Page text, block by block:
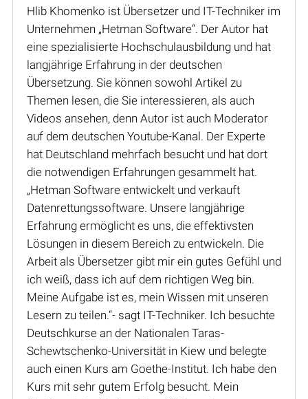
Hlib Khomenko ist Übersetzer und IT-Techniker im
Unternehmen „Hetman Software“. Der Autor hat
eine spezialisierte Hochschulausbildung und hat
langjährige Erfahrung in der deutschen
Übersetzung. Sie können sowohl Artikel zu
Themen lesen, die Sie interessieren, als auch
Videos ansehen, denn Autor ist auch Moderator
auf dem deutschen Youtube-Kanal. Der Experte
hat Deutschland mehrfach besucht und hat dort
die notwendigen Erfahrungen gesammelt hat.
„Hetman Software entwickelt und verkauft
Datenrettungssoftware. Unsere langjährige
Erfahrung ermöglicht es uns, die effektivsten
Lösungen in diesem Bereich zu entwickeln. Die
Arbeit als Übersetzer gibt mir ein gutes Gefühl und
ich weiß, dass ich auf dem richtigen Weg bin.
Meine Aufgabe ist es, mein Wissen mit unseren
Lesern zu teilen.“- sagt IT-Techniker. Ich besuchte
Deutschkurse an der Nationalen Taras-
Schewtschenko-Universität in Kiew und belegte
auch einen Kurs am Goethe-Institut. Ich habe den
Kurs mit sehr gutem Erfolg besucht. Mein